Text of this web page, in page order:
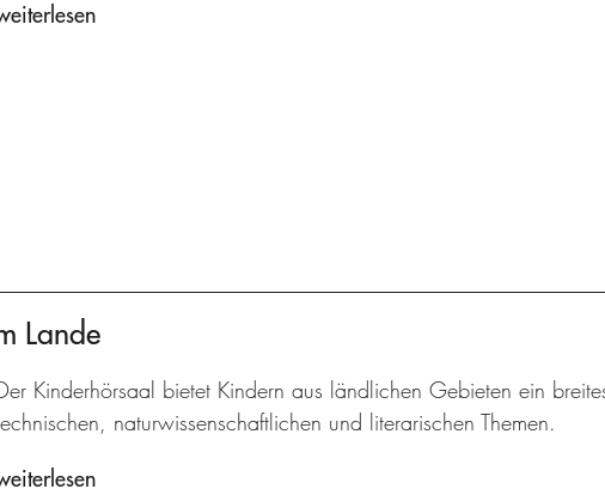
Lande
Kinderhörsaal bietet Kindern aus ländlichen Gebieten ein
naturwissenschaftlichen und literarischen Themen.